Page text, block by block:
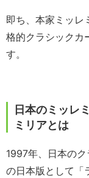
即ち、本家ミッレ
格的クラシックカ
す。
日本のミッレ
ミリアとは
1997年、日本の
の日本版として「